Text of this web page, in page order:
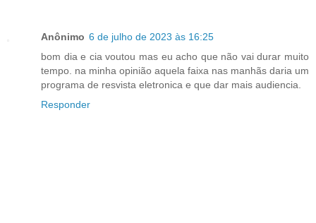
Anônimo 6 de julho de 2023 às 16:25
bom dia e cia voutou mas eu acho que não vai durar muito
tempo. na minha opinião aquela faixa nas manhãs daria um
programa de resvista eletronica e que dar mais audiencia.
Responder